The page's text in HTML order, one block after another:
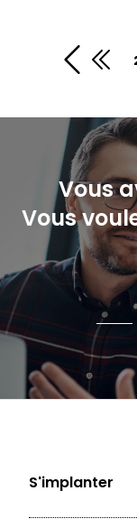
<<
Vous
Vous
S'implanter
Nos parcs